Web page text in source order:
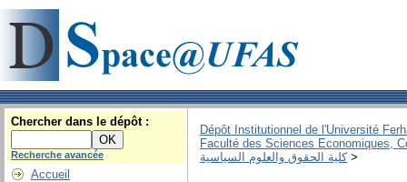
Chercher dans le dépôt :
Recherche avancée
Accueil
Dépôt Institutionnel de l'Université
Faculté des Sciences Economiques,
كلية الحقوق والعلوم السياسية>